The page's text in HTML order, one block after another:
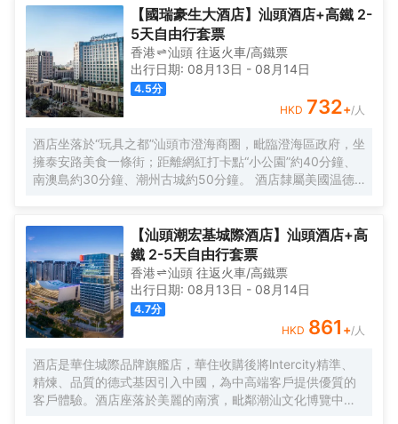
選用美國護膚領域殿堂級品牌“Peter Thomas Roth”作為指定
洗浴用品；獨具希爾頓歡朋特色的“HUB” 大堂，集歡迎、聚
會、休閒及商務功能於一體，酒店同時設有健康格調全日制
餐廳、多功能精英會議室、樂動健身房、洗衣房等商務配套
設施，另客房設有親子沙發床和其他兒童用品，是您商旅出
行、親子出遊的理想下榻選擇！
【國瑞豪生大酒店】汕頭酒店+高鐵 2-
5天自由行套票
香港 汕頭 往返火車/高鐵票
出行日期: 08月13日 - 08月14日
4.5分
HKD 732+/人
酒店坐落於“玩具之都”汕頭市澄海商圈，毗臨澄海區政府，坐
擁泰安路美食一條街；距離網紅打卡點“小公園”約40分鐘、
南澳島約30分鐘、潮州古城約50分鐘。 酒店隸屬美國温德
【汕頭潮宏基城際酒店】汕頭酒店+高
鐵 2-5天自由行套票
香港 汕頭 往返火車/高鐵票
出行日期: 08月13日 - 08月14日
4.7分
HKD 861 +/人
酒店是華住城際品牌旗艦店，華住收購後將lntercity精準、
精煉、品質的德式基因引入中國，為中高端客戶提供優質的
客戶體驗。酒店座落於美麗的南濱，毗鄰潮汕文化博覽中心